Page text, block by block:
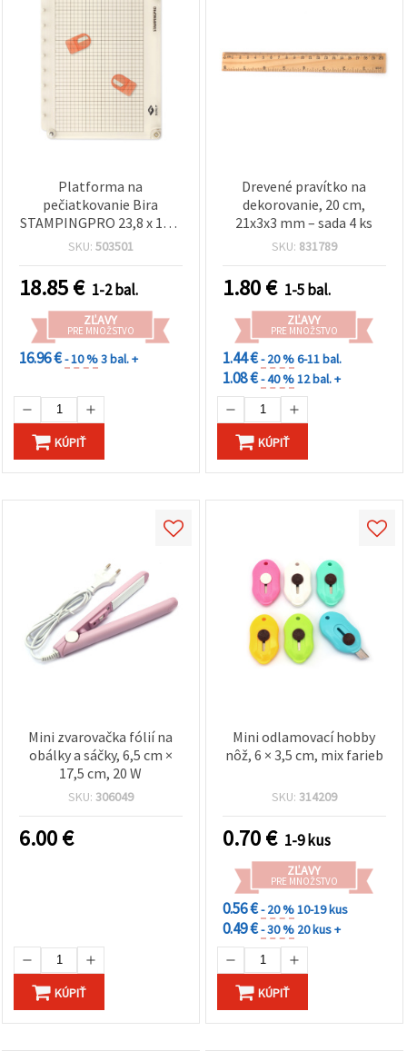
Platforma na
pečiatkovanie Bira
STAMPINGPRO 23,8 x 17,5
cm (9 3/8“ x 6 7/8“) s 2
SKU: 503501
18.85€ 1-2 bal.
ZĽAVY
PRE MNOŽSTVO
16.96 €- 10 %3 bal. +
KÚPIŤ
Drevené pravítko na
dekorovanie, 20 cm,
21x3x3 mm – sada 4 ks
SKU: 831789
1.80€ 1-5 bal.
ZĽAVY
PRE MNOŽSTVO
1.44 €- 20 %6-11 bal.
1.08 €- 40 %12 bal. +
KÚPIŤ
Mini zvarovačka fólií na
obálky a sáčky, 6,5 cm ×
17,5 cm, 20 W
SKU: 306049
6.00€
KÚPIŤ
Mini odlamovací hobby
nôž, 6 × 3,5 cm, mix farieb
SKU: 314209
0.70€ 1-9 kus
ZĽAVY
PRE MNOŽSTVO
0.56 €- 20 %10-19 kus
0.49 €- 30 % 20 kus +
KÚPIŤ